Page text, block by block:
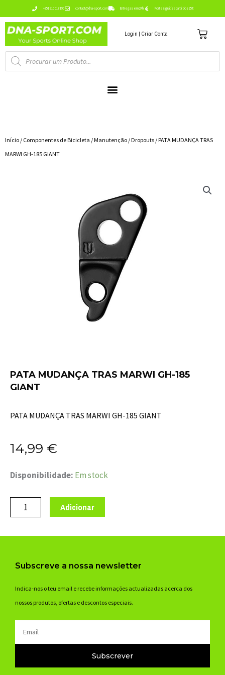
para
conteúdo
+351 910 017 190 contact@dna-sport.com Entregas em 24h Portes grátis a partir dos 25€
Login | Criar Conta
Pesquisa
de
produtos
Início / Componentes de Bicicleta / Manutenção / Dropouts / PATA MUDANÇA TRAS
MARWI GH-185 GIANT
PATA MUDANÇA TRAS MARWI GH-185
GIANT
PATA MUDANÇA TRAS MARWI GH-185 GIANT
14,99 €
Disponibilidade: Em stock
Quantidade
PATA
MUDANÇA
GIANT
Adicionar
Subscreve a nossa newsletter
Indica-nos o teu email e recebe informações actualizadas acerca dos
nossos produtos, ofertas e descontos especiais.
Subscrever